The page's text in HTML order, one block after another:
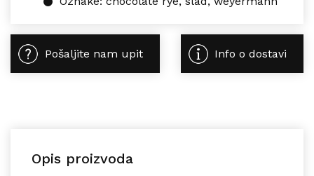
Pošaljite nam upit Info o dostavi
Opis proizvoda